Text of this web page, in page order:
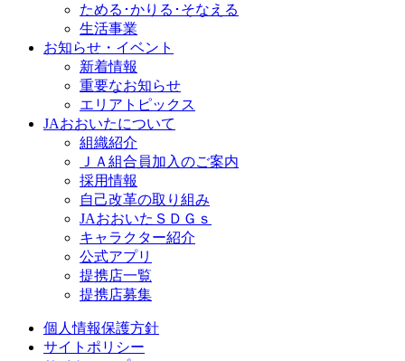
ためる･かりる･そなえる
生活事業
お知らせ・イベント
新着情報
重要なお知らせ
エリアトピックス
JAおおいたについて
組織紹介
ＪＡ組合員加入のご案内
採用情報
自己改革の取り組み
JAおおいたＳＤＧｓ
キャラクター紹介
公式アプリ
提携店一覧
提携店募集
個人情報保護方針
サイトポリシー